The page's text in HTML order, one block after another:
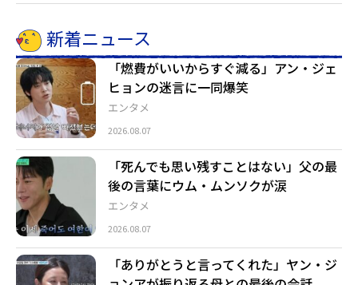
新着ニュース
エンタメ
「燃費がいいからすぐ減る」アン・ジェ
ヒョンの迷言に一同爆笑
2026.08.07
エンタメ
「死んでも思い残すことはない」父の最
後の言葉にウム・ムンソクが涙
2026.08.07
「ありがとうと言ってくれた」ヤン・ジ